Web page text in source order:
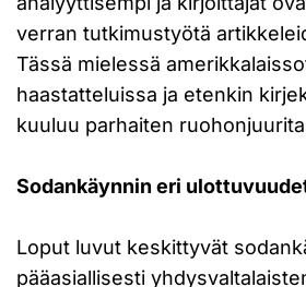
verran tutkimustyötä
Tässä mielessä
haastatteluissa ja etenkin
kuuluu parhaiten
Sodankäynnin eri
Loput luvut keskittyvät
pääasiallisesti